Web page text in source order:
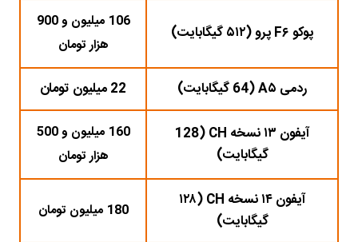
پوکو F۶ پرو (۵۱۲ گیگابایت)
106 میلیون و 900
هزارتومان
ردمی A۵ (64 گیگابایت) 22 میلیون تومان
آیفون ۱۳ نسخه CH (128
گیگابایت)
160 میلیون و 500
هزار تومان
آیفون ۱۴ نسخه CH (۱۲۸
گیگابایت)
180 میلیون تومان